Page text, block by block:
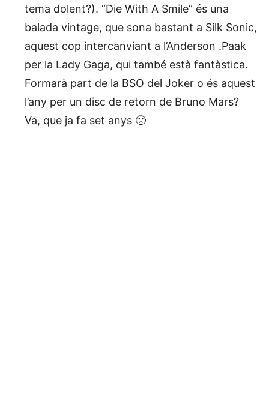
tema dolent?). “Die With A Smile” és una
balada vintage, que sona bastant a Silk Sonic,
aquest cop intercanviant a l’Anderson .Paak
per la Lady Gaga, qui també està fantàstica.
Formarà part de la BSO del Joker o és aquest
l’any per un disc de retorn de Bruno Mars?
Va, que ja fa set anys 🙁